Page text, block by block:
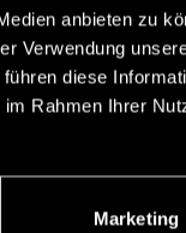
anbieten zu
Verwendung
diese
Rahmen Ihrer
Marketing
die günstigsten
an
wurde: